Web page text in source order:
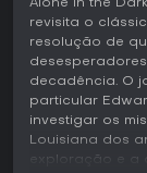
Alone in the
revisita o
resolução de
decadência. O
particular
investigar os
Louisiana dos
exploração e a